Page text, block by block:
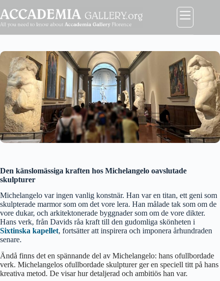
till
innehållet
Den känslomässiga kraften hos Michelangelo oavslutade
skulpturer
Michelangelo var ingen vanlig konstnär. Han var en titan, ett geni som
skulpterade marmor som om det vore lera. Han målade tak som om de
vore dukar, och arkitektonerade byggnader som om de vore dikter.
Hans verk, från Davids råa kraft till den gudomliga skönheten i
Sixtinska kapellet, fortsätter att inspirera och imponera århundraden
senare.
Ändå finns det en spännande del av Michelangelo: hans ofullbordade
verk. Michelangelos ofullbordade skulpturer ger en speciell titt på hans
kreativa metod. De visar hur detaljerad och ambitiös han var.